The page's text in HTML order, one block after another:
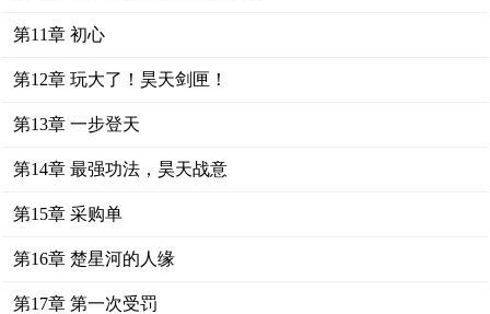
第11章 初心
第12章 玩大了！昊天剑匣！
第13章 一步登天
第14章 最强功法，昊天战意
第15章 采购单
第16章 楚星河的人缘
第17章 第一次受罚